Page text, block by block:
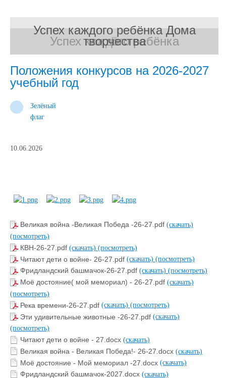
река1
"Белые журавлики"
1
2
3
4
5
Успех каждого ребёнка
Успех каждого ребёнка Дома
творчества
Положения конкурсов на 2026-2027
учебный год
Зелёный
флаг
10.06.2026
Великая война -Великая Победа -26-27.pdf (скачать)
(посмотреть)
КВН-26-27.pdf (скачать) (посмотреть)
Читают дети о войне- 26-27.pdf (скачать) (посмотреть)
Фридландский башмачок-26-27.pdf (скачать) (посмотреть)
Моё достояние( мой мемориал) - 26-27.pdf (скачать)
(посмотреть)
Река времени-26-27.pdf (скачать) (посмотреть)
Эти удивительные животные -26-27.pdf (скачать)
(посмотреть)
Читают дети о войне - 27.docx (скачать)
Великая война - Великая Победа!- 26-27.docx (скачать)
Моё достояние - Мой мемориал -27.docx (скачать)
Фридландский башмачок-2027.docx (скачать)